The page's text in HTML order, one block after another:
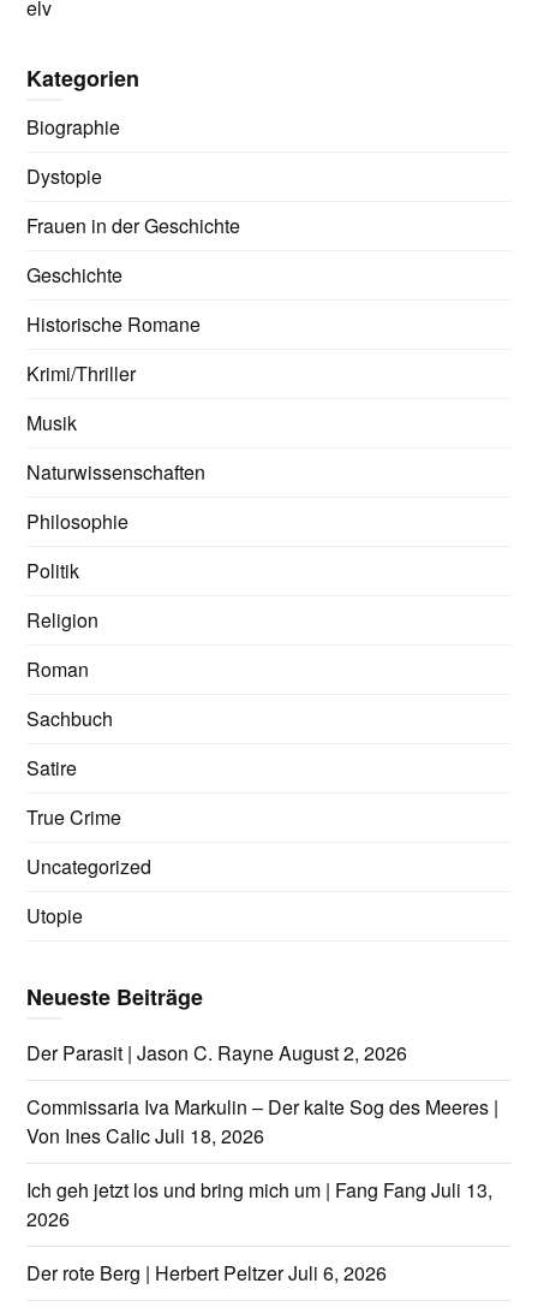
elv
Kategorien
Biographie
Dystopie
Frauen in der Geschichte
Geschichte
Historische Romane
Krimi/Thriller
Musik
Naturwissenschaften
Philosophie
Politik
Religion
Roman
Sachbuch
Satire
True Crime
Uncategorized
Utopie
Neueste Beiträge
Der Parasit | Jason C. RayneAugust 2, 2026
Commissaria Iva Markulin – Der kalte Sog des Meeres |
Von Ines CalicJuli 18, 2026
Ich geh jetzt los und bring mich um | Fang Fang Juli 13,
2026
Der rote Berg | Herbert PeltzerJuli 6, 2026